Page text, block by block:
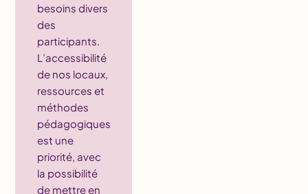
besoins divers
des
participants.
L’accessibilité
de nos locaux,
ressources et
méthodes
pédagogiques
est une
priorité, avec
la possibilité
de mettre en